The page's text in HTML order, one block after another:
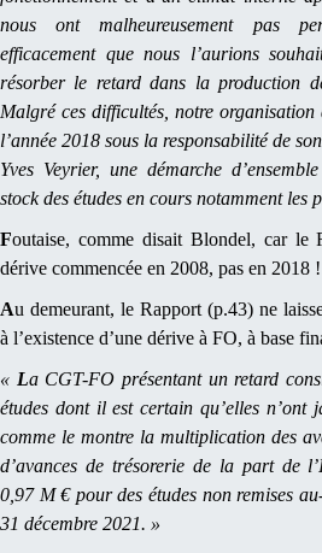
nous ont malheureusement pas
efficacement que nous l’aurions
résorber le retard dans la production
Malgré ces difficultés, notre
l’année 2018 sous la responsabilité de
Yves Veyrier, une démarche
stock des études en cours notamment les
Foutaise, comme disait Blondel, car le
dérive commencée en 2008, pas en 2018 !
Au demeurant, le Rapport (p.43) ne
à l’existence d’une dérive à FO, à base
« La CGT-FO présentant un retard
études dont il est certain qu’elles n’ont
comme le montre la multiplication des
d’avances de trésorerie de la part de
0,97 M € pour des études non remises
31 décembre 2021. »